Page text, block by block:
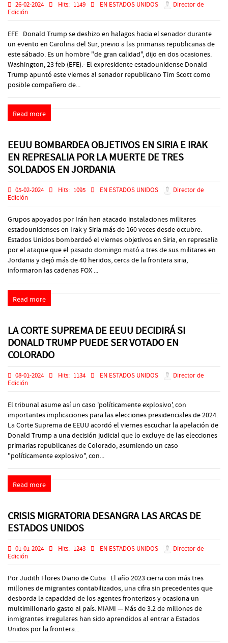
26-02-2024 Hits: 1149 EN ESTADOS UNIDOS
Director de
Edición
EFE Donald Trump se deshizo en halagos hacia el senador durante
un evento en Carolina del Sur, previo a las primarias republicanas de
este sábado. Es un hombre "de gran calidad", dijo en dos ocasiones.
Washington, 23 feb (EFE).- El expresidente estadounidense Donald
Trump apuntó este viernes al senador republicano Tim Scott como
posible compañero de...
Read more
EEUU BOMBARDEA OBJETIVOS EN SIRIA E IRAK
EN REPRESALIA POR LA MUERTE DE TRES
SOLDADOS EN JORDANIA
05-02-2024 Hits: 1095 EN ESTADOS UNIDOS
Director de
Edición
Grupos apoyados por Irán han atacado instalaciones militares
estadounidenses en Irak y Siria más de 160 veces desde octubre.
Estados Unidos bombardeó el viernes objetivos en Siria, en represalia
por el ataque que el pasado domingo mató a tres de sus militares en
Jordania y dejó más de 40 heridos, cerca de la frontera siria,
informaron las cadenas FOX ...
Read more
LA CORTE SUPREMA DE EEUU DECIDIRÁ SI
DONALD TRUMP PUEDE SER VOTADO EN
COLORADO
08-01-2024 Hits: 1134 EN ESTADOS UNIDOS
Director de
Edición
El tribunal asume así un caso 'políticamente explosivo', con
importantes implicaciones para las elecciones presidenciales de 2024.
La Corte Suprema de EEUU acordó el viernes escuchar la apelación de
Donald Trump a una decisión judicial que lo excluye de las elecciones
primarias republicanas de Colorado, asumiendo un caso
"políticamente explosivo", con...
Read more
CRISIS MIGRATORIA DESANGRA LAS ARCAS DE
ESTADOS UNIDOS
01-01-2024 Hits: 1243 EN ESTADOS UNIDOS
Director de
Edición
Por Judith Flores Diario de Cuba El año 2023 cierra con más tres
millones de migrantes contabilizados, una cifra sin precedentes que
desborda la capacidad de los agentes fronterizos y ocasiona un
multimillonario gasto al país. MIAMI — Más de 3.2 de millones de
inmigrantes irregulares han sido aprendidos al entrar a Estados
Unidos por la frontera...